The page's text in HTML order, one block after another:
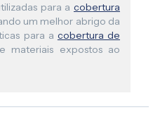
para a cobertura
um melhor abrigo da
para a cobertura de
materiais expostos ao